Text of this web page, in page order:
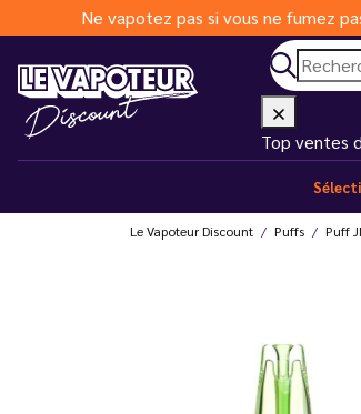
Ne vapotez pas si vous ne fumez
Top ventes
Le Vapoteur Discount Puffs Puff